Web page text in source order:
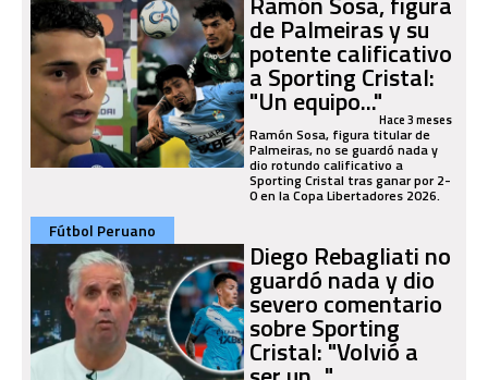
de Palmeiras y su
potente calificativo
a Sporting Cristal:
"Un equipo..."Hace 3 meses
Ramón Sosa, figura titular de
Palmeiras, no se guardó nada y
dio rotundo calificativo a
Sporting Cristal tras ganar por 2-
0 en la Copa Libertadores 2026.
Fútbol Peruano
Diego Rebagliati no
guardó nada y dio
severo comentario
sobre Sporting
Cristal: "Volvió a